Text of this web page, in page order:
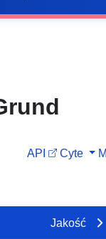
API Cyte
Jakość